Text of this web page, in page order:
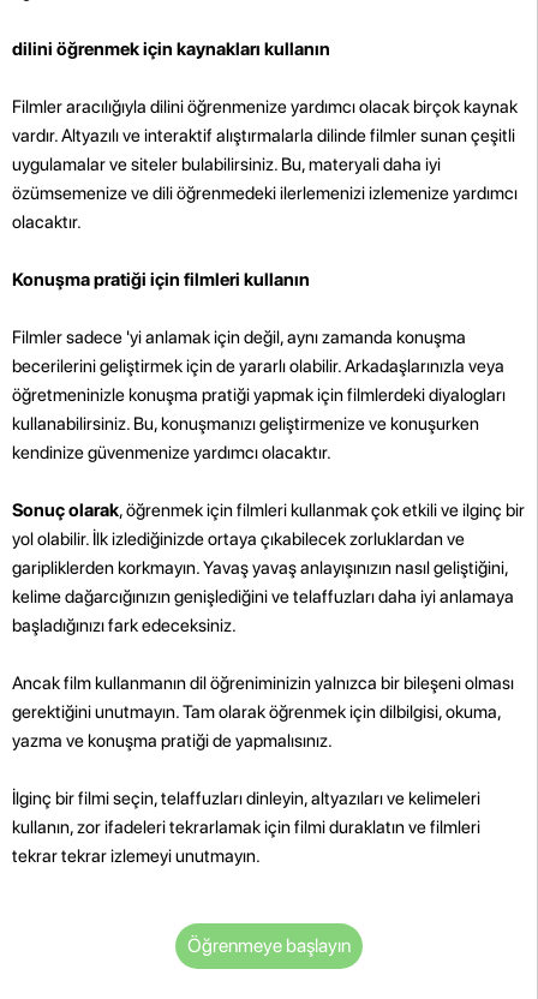
dilini öğrenmek için kaynakları kullanın
Filmler aracılığıyla dilini öğrenmenize yardımcı olacak birçok kaynak
vardır. Altyazılı ve interaktif alıştırmalarla dilinde filmler sunan çeşitli
uygulamalar ve siteler bulabilirsiniz. Bu, materyali daha iyi
özümsemenize ve dili öğrenmedeki ilerlemenizi izlemenize yardımcı
olacaktır.
Konuşma pratiği için filmleri kullanın
Filmler sadece 'yi anlamak için değil, aynı zamanda konuşma
becerilerini geliştirmek için de yararlı olabilir. Arkadaşlarınızla veya
öğretmeninizle konuşma pratiği yapmak için filmlerdeki diyalogları
kullanabilirsiniz. Bu, konuşmanızı geliştirmenize ve konuşurken
kendinize güvenmenize yardımcı olacaktır.
Sonuç olarak, öğrenmek için filmleri kullanmak çok etkili ve ilginç bir
yol olabilir. İlk izlediğinizde ortaya çıkabilecek zorluklardan ve
garipliklerden korkmayın. Yavaş yavaş anlayışınızın nasıl geliştiğini,
kelime dağarcığınızın genişlediğini ve telaffuzları daha iyi anlamaya
başladığınızı fark edeceksiniz.
Ancak film kullanmanın dil öğreniminizin yalnızca bir bileşeni olması
gerektiğini unutmayın. Tam olarak öğrenmek için dilbilgisi, okuma,
yazma ve konuşma pratiği de yapmalısınız.
İlginç bir filmi seçin, telaffuzları dinleyin, altyazıları ve kelimeleri
kullanın, zor ifadeleri tekrarlamak için filmi duraklatın ve filmleri
tekrar tekrar izlemeyi unutmayın.
Öğrenmeye başlayın